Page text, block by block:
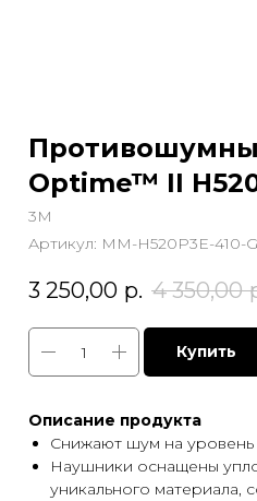
Optime™ II
3M
Артикул: MM-H520P3E-410-
3 250,00 р. 4 350,00
Купить
Описание продукта
Снижают шум на
Наушники оснащены
уникального материала,